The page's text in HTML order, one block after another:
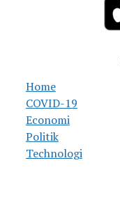
Home
COVID-19
Economi
Politik
Technologi